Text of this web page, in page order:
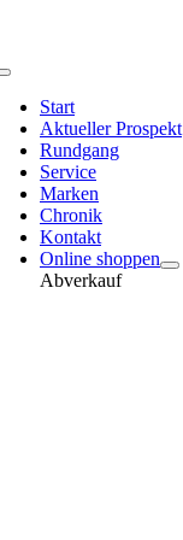
Toggle
Navigation
Start
Aktueller Prospekt
Rundgang
Service
Marken
Chronik
Kontakt
Online shoppen
Abverkauf